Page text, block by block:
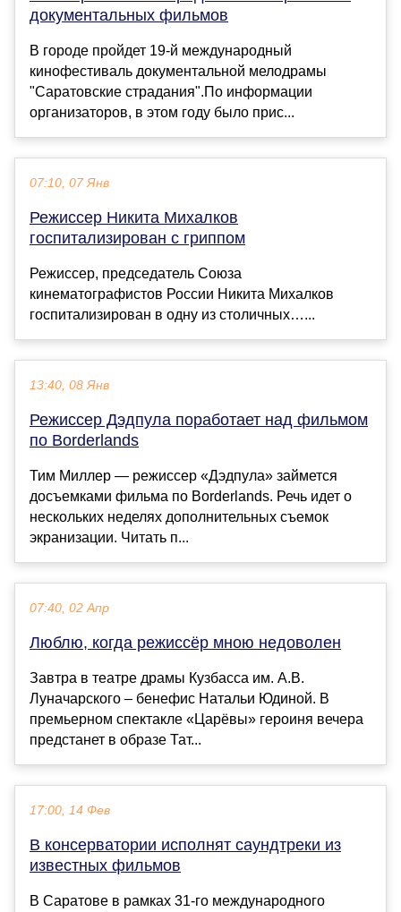
документальных фильмов
В городе пройдет 19-й международный
кинофестиваль документальной мелодрамы
"Саратовские страдания".По информации
организаторов, в этом году было прис...
07:10, 07 Янв
Режиссер Никита Михалков
госпитализирован с гриппом
Режиссер, председатель Союза
кинематографистов России Никита Михалков
госпитализирован в одну из столичных…...
13:40, 08 Янв
Режиссер Дэдпула поработает над фильмом
по Borderlands
Тим Миллер — режиссер «Дэдпула» займется
досъемками фильма по Borderlands. Речь идет о
нескольких неделях дополнительных съемок
экранизации. Читать п...
07:40, 02 Апр
Люблю, когда режиссёр мною недоволен
Завтра в театре драмы Кузбасса им. А.В.
Луначарского – бенефис Натальи Юдиной. В
премьерном спектакле «Царёвы» героиня вечера
предстанет в образе Тат...
17:00, 14 Фев
В консерватории исполнят саундтреки из
известных фильмов
В Саратове в рамках 31-го международного